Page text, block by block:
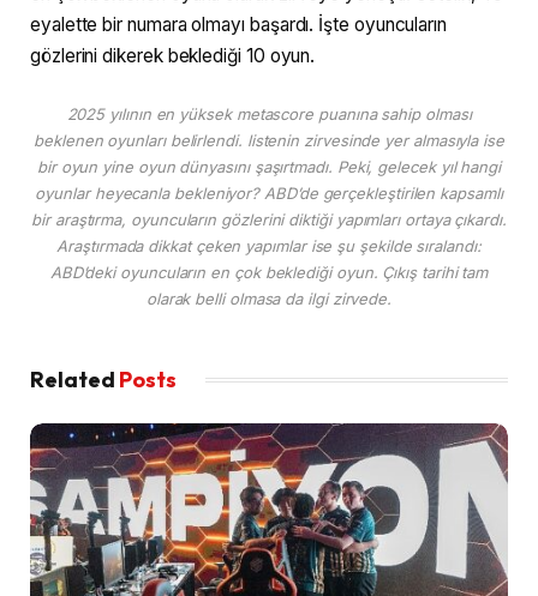
eyalette bir numara olmayı başardı. İşte oyuncuların
gözlerini dikerek beklediği 10 oyun.
2025 yılının en yüksek metascore puanına sahip olması
beklenen oyunları belirlendi. listenin zirvesinde yer almasıyla ise
bir oyun yine oyun dünyasını şaşırtmadı. Peki, gelecek yıl hangi
oyunlar heyecanla bekleniyor? ABD’de gerçekleştirilen kapsamlı
bir araştırma, oyuncuların gözlerini diktiği yapımları ortaya çıkardı.
Araştırmada dikkat çeken yapımlar ise şu şekilde sıralandı:
ABD’deki oyuncuların en çok beklediği oyun. Çıkış tarihi tam
olarak belli olmasa da ilgi zirvede.
Related Posts